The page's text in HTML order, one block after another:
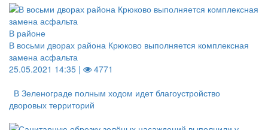
В районе
В восьми дворах района Крюково выполняется комплексная
замена асфальта
25.05.2021 14:35 |
4771
В Зеленограде полным ходом идет благоустройство
дворовых территорий